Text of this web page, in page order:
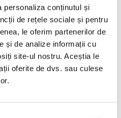
personaliza conținutul și
de rețele sociale și pentru
le oferim partenerilor de
și de analize informații cu
site-ul nostru. Aceștia le
oferite de dvs. sau culese